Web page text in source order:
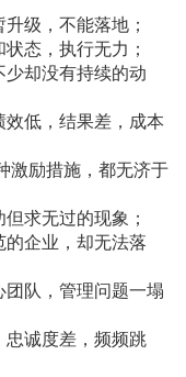
级，不能落地；
态，执行无力；
却没有持续的动
低，结果差，成本
励措施，都无济于
求无过的现象；
企业，却无法落
队，管理问题一塌
诚度差，频频跳